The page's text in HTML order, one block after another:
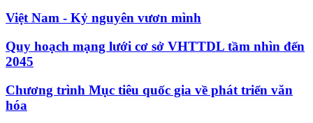
Việt Nam - Kỷ nguyên vươn mình
Quy hoạch mạng lưới cơ sở VHTTDL tầm nhìn đến
2045
Chương trình Mục tiêu quốc gia về phát triển văn
hóa